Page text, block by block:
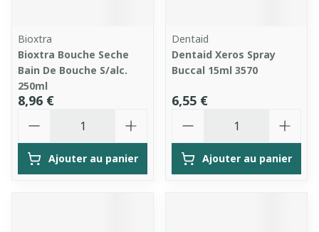
Bioxtra
Bioxtra Bouche Seche
Bain De Bouche S/alc.
250ml
8,96 €
Ajouter au panier
Dentaid
Dentaid Xeros Spray
Buccal 15ml 3570
6,55 €
Ajouter au panier